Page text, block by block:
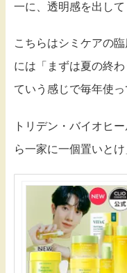
一に、透明感を出して
こちらはシミケアの
には「まずは夏の終
ていう感じで毎年使っ
トリデン・バイオヒ
ら一家に一個置いとけ